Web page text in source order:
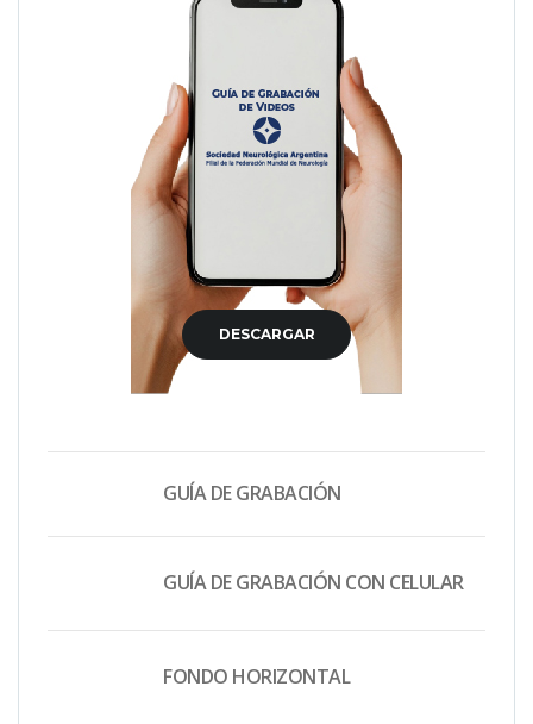
DESCARGAR
GUÍA DE GRABACIÓN
GUÍA DE GRABACIÓN CON CELULAR
FONDO HORIZONTAL